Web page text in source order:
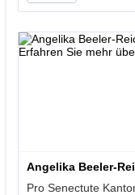
Angelika Beeler-
Pro Senectute